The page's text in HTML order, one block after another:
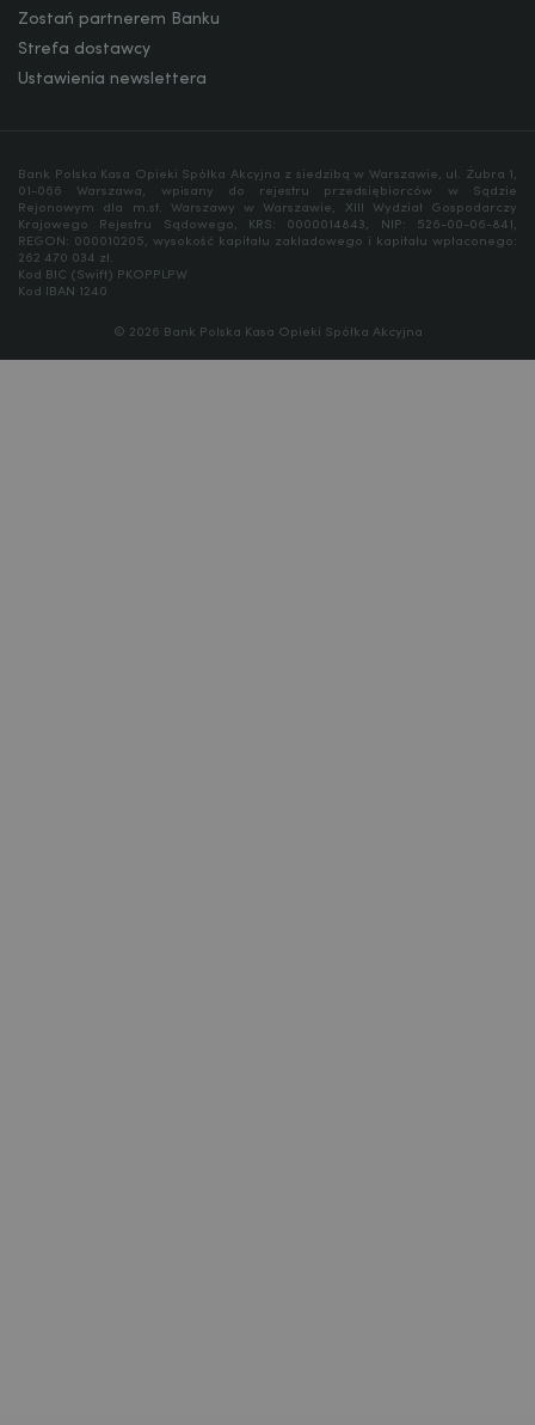
Zostań partnerem Banku
Strefa dostawcy
Ustawienia newslettera
Bank Polska Kasa Opieki Spółka Akcyjna z siedzibą w Warszawie, ul. Żubra 1,
01-066 Warszawa, wpisany do rejestru przedsiębiorców w Sądzie
Rejonowym dla m.st. Warszawy w Warszawie, XIII Wydział Gospodarczy
Krajowego Rejestru Sądowego, KRS: 0000014843, NIP: 526-00-06-841,
REGON: 000010205, wysokość kapitału zakładowego i kapitału wpłaconego:
262 470 034 zł.
Kod BIC (Swift) PKOPPLPW
Kod IBAN 1240
© 2026 Bank Polska Kasa Opieki Spółka Akcyjna